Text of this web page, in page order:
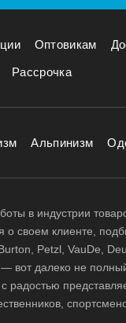
Оптовикам
Рассрочка
Альпинизм
в индустрии
своем клиенте,
Petzl, VauDe,
вот далеко не
радостью